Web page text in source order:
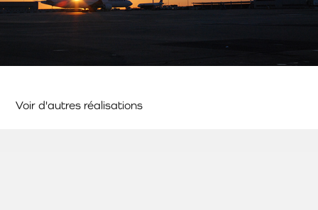
Voir d'autres réalisations